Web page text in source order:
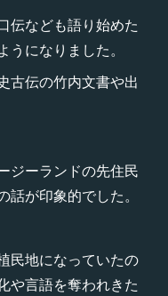
伝なども語り始めた
になりました。
古伝の竹内文書や出
ジーランドの先住民
が印象的でした。
民地になっていたの
や言語を奪われきた